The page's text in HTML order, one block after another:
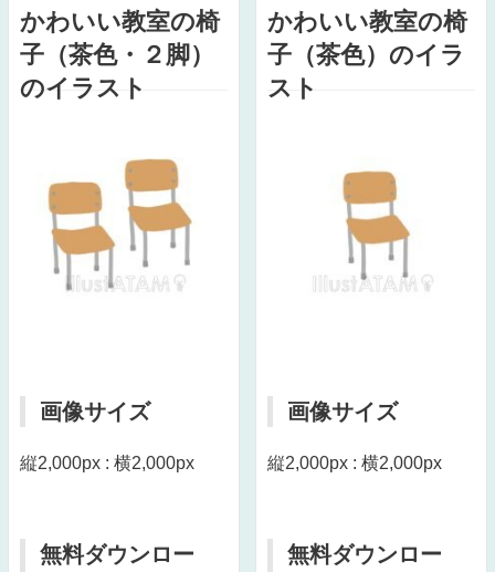
かわいい教室の椅
子（茶色・２脚）
のイラスト
画像サイズ
縦2,000px : 横2,000px
無料ダウンロー
かわいい教室の椅
子（茶色）のイラ
スト
画像サイズ
縦2,000px : 横2,000px
無料ダウンロー